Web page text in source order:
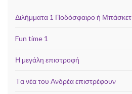
Διλήμματα 1 Ποδόσφαιρο ή Μπάσκετ
Fun time 1
Η μεγάλη επιστροφή
Tα νέα του Ανδρέα επιστρέφουν